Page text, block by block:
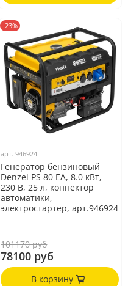
-23%
арт.946924
Генератор бензиновый
Denzel PS 80 EA, 8.0 кВт,
230 В, 25 л, коннектор
автоматики,
электростартер, арт.946924
101170 руб
78100 руб
В корзину